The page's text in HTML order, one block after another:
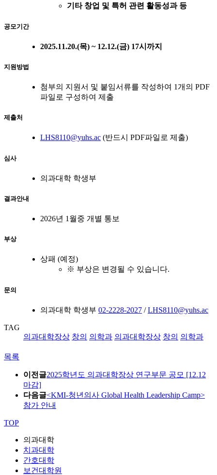
기타 창업 및 특허 관련 활동성과 등
공모기간
2025.11.20.(목) ~ 12.12.(금) 17시까지
지원방법
첨부의 지원서 및 붙임서류를 작성하여 1개의 PDF
파일로 구성하여 제출
제출처
LHS8110@yuhs.ac (반드시 PDF파일로 제출)
심사
의과대학 학생부
결과안내
2026년 1월중 개별 통보
부상
상패 (예정)
※ 부상은 변경될 수 있습니다.
문의
의과대학 학생부 02-2228-2027 /LHS8110@yuhs.ac
TAG
의과대학장상 창의 의학과 의과대학장상 창의 의학과
목록
이전글2025학년도 의과대학장상 연구부문 공모 [12.12
마감]
다음글<KMI-청년의사 Global Health Leadership Camp>
참가 안내
TOP
의과대학
치과대학
간호대학
보건대학원